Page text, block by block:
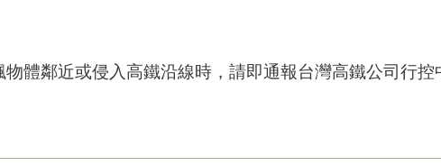
體鄰近或侵入高鐵沿線時，請即通報台灣高鐵公司行控